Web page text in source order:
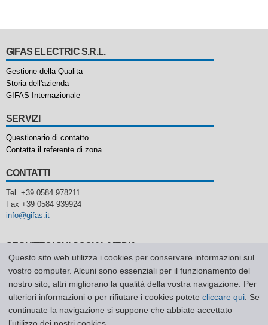
GIFAS ELECTRIC S.R.L.
Gestione della Qualita
Storia dell'azienda
GIFAS Internazionale
SERVIZI
Questionario di contatto
Contatta il referente di zona
CONTATTI
Tel. +39 0584 978211
Fax +39 0584 939924
info@gifas.it
SEGUITECI SUI SOCIAL MEDIA
Home Richiesta di contatto Sitemap Privacy Policy CGV
Codice Etico
Questo sito web utilizza i cookies per conservare informazioni sul
vostro computer. Alcuni sono essenziali per il funzionamento del
nostro sito; altri migliorano la qualità della vostra navigazione. Per
ulteriori informazioni o per rifiutare i cookies potete cliccare qui . Se
continuate la navigazione si suppone che abbiate accettato